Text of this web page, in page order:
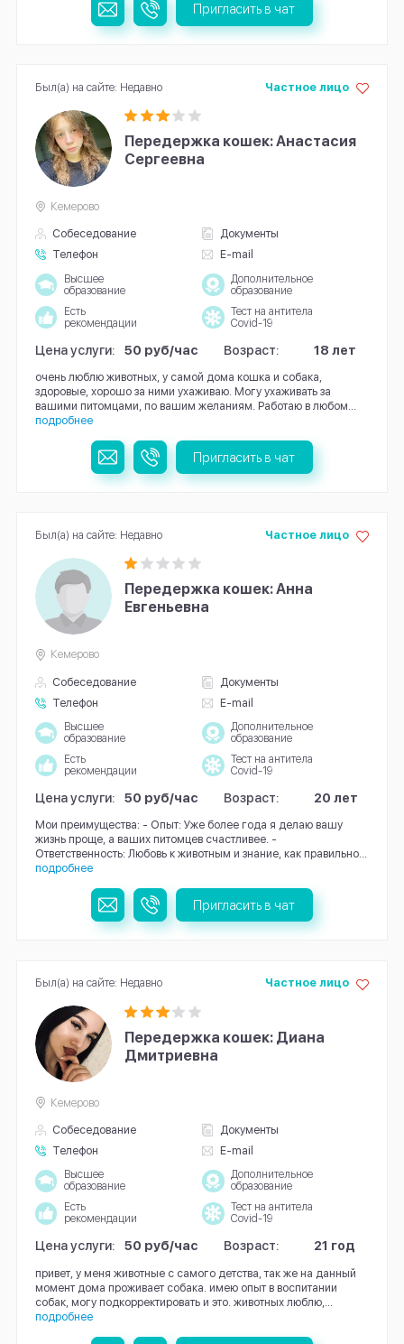
Пригласить в чат
Передержка кошек: Анастасия
Сергеевна
Собеседование
Документы
Телефон
E-mail
Частное лицо
Кемерово
Высшее
образование
Дополнительное
образование
Есть
рекомендации
Тест на антитела
Covid-19
Цена услуги: 50 руб/час Возраст: 18 лет
очень люблю животных, у самой дома кошка и собака,
здоровые, хорошо за ними ухаживаю. Могу ухаживать за
вашими питомцами, по вашим желаниям. Работаю в любом...
подробнее
Был(а) на сайте: Недавно
Пригласить в чат
Передержка кошек: Анна
Евгеньевна
Собеседование
Документы
Телефон
E-mail
Частное лицо
Кемерово
Высшее
образование
Дополнительное
образование
Есть
рекомендации
Тест на антитела
Covid-19
Цена услуги: 50 руб/час Возраст: 20 лет
Мои преимущества: - Опыт: Уже более года я делаю вашу
жизнь проще, а ваших питомцев счастливее. -
Ответственность: Любовь к животным и знание, как правильно...
подробнее
Был(а) на сайте: Недавно
Пригласить в чат
Передержка кошек: Диана
Дмитриевна
Собеседование
Документы
Телефон
E-mail
Частное лицо
Кемерово
Высшее
образование
Дополнительное
образование
Есть
рекомендации
Тест на антитела
Covid-19
Цена услуги: 50 руб/час Возраст: 21 год
привет, у меня животные с самого детства, так же на данный
момент дома проживает собака. имею опыт в воспитании
собак, могу подкорректировать и это. животных люблю,...
подробнее
Был(а) на сайте: Недавно